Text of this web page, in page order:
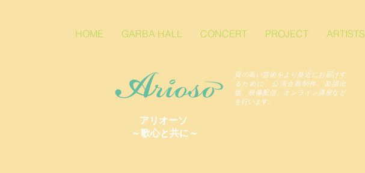
HOME GARBA HALL CONCERT PROJECT ARTISTS
質の高い芸術をより身近にお届けす
るために、公演企画制作、楽譜出
版、映像配信、オンライン講座など
を行います。
アリオーソ
～歌心と共に～